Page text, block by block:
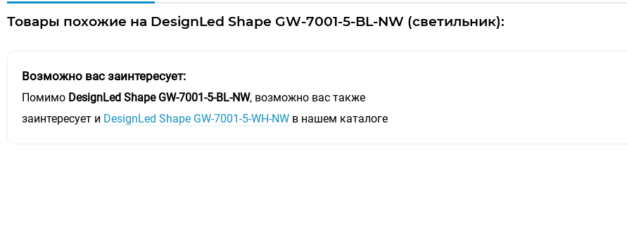
Товары похожие на DesignLed Shape GW-7001-5-BL-NW (светильник):
Возможно вас заинтересует:
Помимо DesignLed Shape GW-7001-5-BL-NW, возможно вас также
заинтересует и DesignLed Shape GW-7001-5-WH-NW в нашем каталоге